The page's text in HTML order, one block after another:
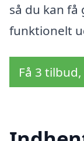
så du kan
funktionelt
Få 3